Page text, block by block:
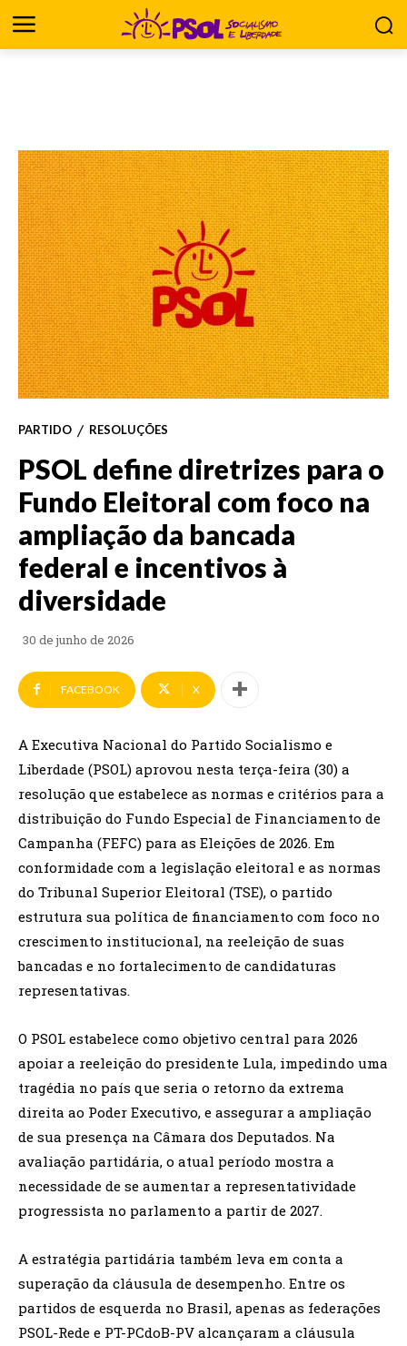
PARTIDO RESOLUÇÕES
PSOL define diretrizes para o
Fundo Eleitoral com foco na
ampliação da bancada
federal e incentivos à
diversidade
30 de junho de 2026
FACEBOOK X
A Executiva Nacional do Partido Socialismo e
Liberdade (PSOL) aprovou nesta terça-feira (30) a
resolução que estabelece as normas e critérios para a
distribuição do Fundo Especial de Financiamento de
Campanha (FEFC) para as Eleições de 2026. Em
conformidade com a legislação eleitoral e as normas
do Tribunal Superior Eleitoral (TSE), o partido
estrutura sua política de financiamento com foco no
crescimento institucional, na reeleição de suas
bancadas e no fortalecimento de candidaturas
representativas.
O PSOL estabelece como objetivo central para 2026
apoiar a reeleição do presidente Lula, impedindo uma
tragédia no país que seria o retorno da extrema
direita ao Poder Executivo, e assegurar a ampliação
de sua presença na Câmara dos Deputados. Na
avaliação partidária, o atual período mostra a
necessidade de se aumentar a representatividade
progressista no parlamento a partir de 2027.
A estratégia partidária também leva em conta a
superação da cláusula de desempenho. Entre os
partidos de esquerda no Brasil, apenas as federações
PSOL-Rede e PT-PCdoB-PV alcançaram a cláusula